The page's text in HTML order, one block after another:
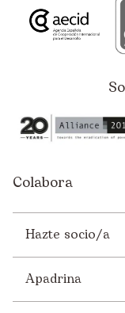
Colabora
Hazte socio/a
Apadrina